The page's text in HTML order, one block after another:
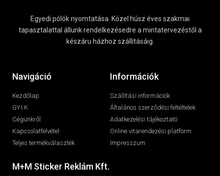
Egyedi pólók nyomtatása. Közel húsz éves szakmai
tapasztalattal állunk rendelkezésedre a mintatervezéstől a
készáru házhoz szállításáig.
Navigáció
Kezdőlap
GY.I.K
Cégünkről
Kapcsolatfelvétel
Teljes termékválaszték
Információk
Szállítási információk
Általános szerződési feltéltelek
Adatkezelési tájékoztató
Online vitarendezési platform
Impresszum
M+M Sticker Reklám Kft.